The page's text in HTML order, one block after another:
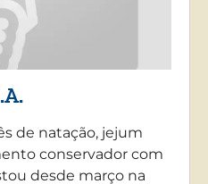
de natação, jejum
conservador com
desde março na